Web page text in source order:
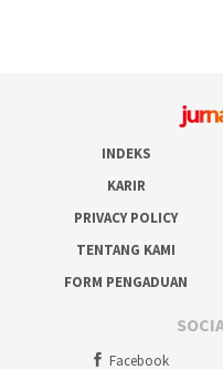
INDEKS
KARIR
PRIVACY POLICY
TENTANG KAMI
FORM PENGADUAN
Facebook